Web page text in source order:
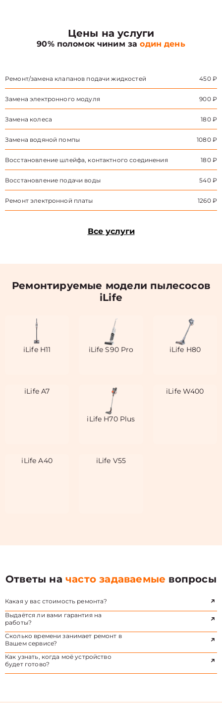
Цены на услуги
90% поломок чиним заодин день
Ремонт/замена клапанов подачи жидкостей 450 ₽
Замена электронного модуля 900 ₽
Замена колеса 180 ₽
Замена водяной помпы 1080 ₽
Восстановление шлейфа, контактного соединения 180 ₽
Восстановление подачи воды 540 ₽
Ремонт электронной платы 1260 ₽
Все услуги
Ремонтируемые модели пылесосов
iLife
iLife H11 iLife S90 Pro iLife H80
iLife A7
iLife H70 Plus
iLife W400
iLife A40 iLife V55
Ответы начасто задаваемые вопросы
Какая у вас стоимость ремонта?
Выдаётся ли вами гарантия на
работы?
Сколько времени занимает ремонт в
Вашем сервисе?
Как узнать, когда моё устройство
будет готово?